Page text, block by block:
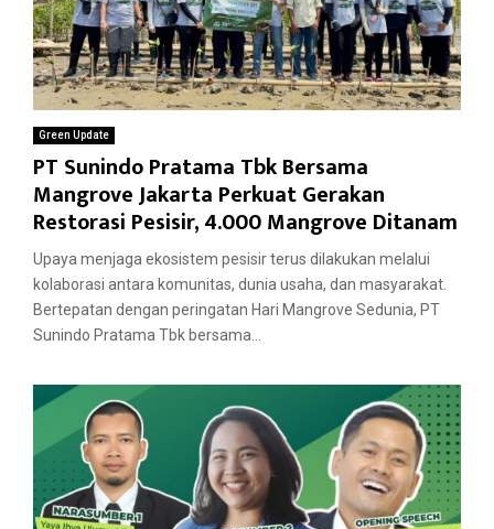
Green Update
PT Sunindo Pratama Tbk Bersama
Mangrove Jakarta Perkuat Gerakan
Restorasi Pesisir, 4.000 Mangrove Ditanam
Upaya menjaga ekosistem pesisir terus dilakukan melalui
kolaborasi antara komunitas, dunia usaha, dan masyarakat.
Bertepatan dengan peringatan Hari Mangrove Sedunia, PT
Sunindo Pratama Tbk bersama...